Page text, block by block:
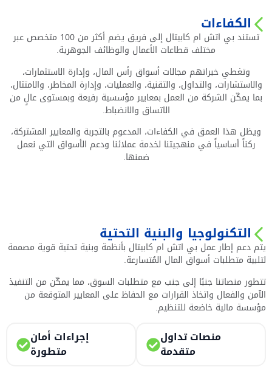
الكفاءات
تستند بي اتش ام كابيتال إلى فريق يضم أكثر من 100 متخصص عبر
مختلف قطاعات الأعمال والوظائف الجوهرية.
وتغطي خبراتهم مجالات أسواق رأس المال، وإدارة الاستثمارات،
والاستشارات، والتداول، والتقنية، والعمليات، وإدارة المخاطر، والامتثال،
بما يمكّن الشركة من العمل بمعايير مؤسسية رفيعة وبمستوى عالٍ من
الاتساق والانضباط.
ويظل هذا العمق في الكفاءات، المدعوم بالتجربة والمعايير المشتركة،
ركناً أساسياً في منهجيتنا لخدمة عملائنا ودعم الأسواق التي نعمل
ضمنها.
التكنولوجيا والبنية التحتية
يتم دعم إطار عمل بي اتش ام كابيتال بأنظمة وبنية تحتية قوية مصممة
لتلبية متطلبات أسواق المال المُتسارعة.
تتطور منصاتنا جنبًا إلى جنب مع متطلبات السوق، مما يمكّن من التنفيذ
الآمن والفعال واتخاذ القرارات مع الحفاظ على المعايير المتوقعة من
مؤسسة مالية خاضعة للتنظيم.
منصات تداول
متقدمة
إجراءات أمان
متطورة